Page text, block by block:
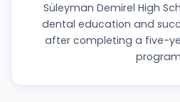
Süleyman Demirel High
dental education and
after completing a five-